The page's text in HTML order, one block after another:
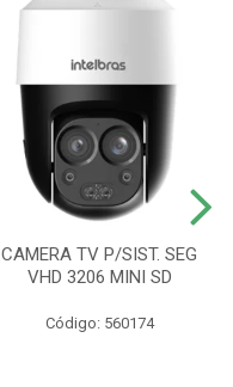
CAMERA TV P/SIST. SEG
VHD 3206 MINI SD
Código: 560174